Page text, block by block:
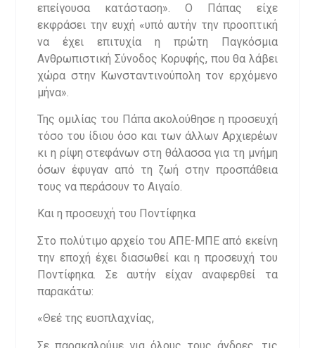
επείγουσα κατάσταση». Ο Πάπας είχε
εκφράσει την ευχή «υπό αυτήν την προοπτική
να έχει επιτυχία η πρώτη Παγκόσμια
Ανθρωπιστική Σύνοδος Κορυφής, που θα λάβει
χώρα στην Κωνσταντινούπολη τον ερχόμενο
μήνα».
Της ομιλίας του Πάπα ακολούθησε η προσευχή
τόσο του ίδιου όσο και των άλλων Αρχιερέων
κι η ρίψη στεφάνων στη θάλασσα για τη μνήμη
όσων έφυγαν από τη ζωή στην προσπάθεια
τους να περάσουν το Αιγαίο.
Και η προσευχή του Ποντίφηκα
Στο πολύτιμο αρχείο του ΑΠΕ-ΜΠΕ από εκείνη
την εποχή έχει διασωθεί και η προσευχή του
Ποντίφηκα. Σε αυτήν είχαν αναφερθεί τα
παρακάτω:
«Θεέ της ευσπλαχνίας,
Σε παρακαλούμε για όλους τους άνδρες, τις